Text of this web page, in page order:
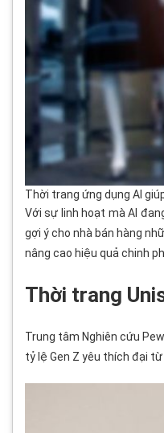
Thời trang ứng dụng Al
Với sự linh hoạt mà Al
gợi ý cho nhà bán hàng
nâng cao hiệu quả chinh
Thời trang
Trung tâm Nghiên cứu
tỷ lệ Gen Z yêu thích đại